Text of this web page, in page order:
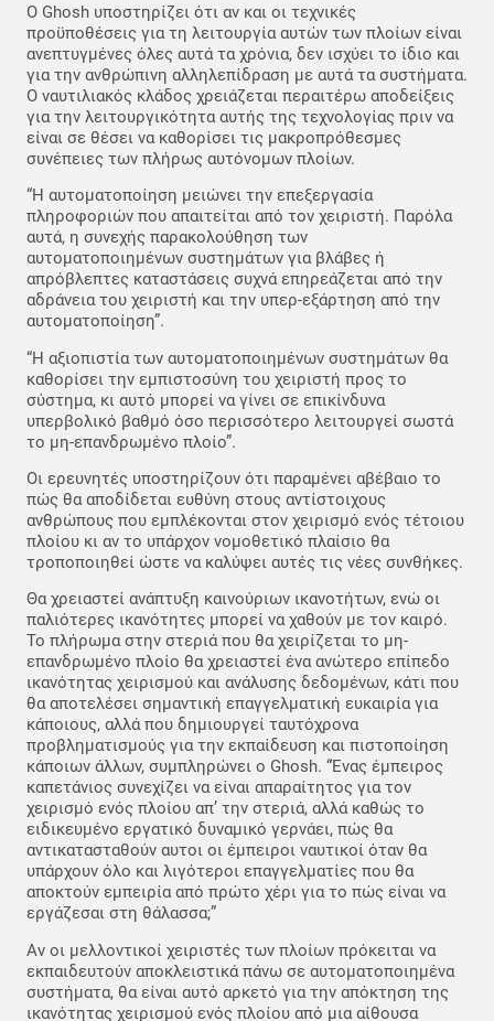
Ο Ghosh υποστηρίζει ότι αν και οι τεχνικές
προϋποθέσεις για τη λειτουργία αυτών των πλοίων είναι
ανεπτυγμένες όλες αυτά τα χρόνια, δεν ισχύει το ίδιο και
για την ανθρώπινη αλληλεπίδραση με αυτά τα συστήματα.
Ο ναυτιλιακός κλάδος χρειάζεται περαιτέρω αποδείξεις
για την λειτουργικότητα αυτής της τεχνολογίας πριν να
είναι σε θέσει να καθορίσει τις μακροπρόθεσμες
συνέπειες των πλήρως αυτόνομων πλοίων.
“Η αυτοματοποίηση μειώνει την επεξεργασία
πληροφοριών που απαιτείται από τον χειριστή. Παρόλα
αυτά, η συνεχής παρακολούθηση των
αυτοματοποιημένων συστημάτων για βλάβες ή
απρόβλεπτες καταστάσεις συχνά επηρεάζεται από την
αδράνεια του χειριστή και την υπερ-εξάρτηση από την
αυτοματοποίηση”.
“Η αξιοπιστία των αυτοματοποιημένων συστημάτων θα
καθορίσει την εμπιστοσύνη του χειριστή προς το
σύστημα, κι αυτό μπορεί να γίνει σε επικίνδυνα
υπερβολικό βαθμό όσο περισσότερο λειτουργεί σωστά
το μη-επανδρωμένο πλοίο”.
Οι ερευνητές υποστηρίζουν ότι παραμένει αβέβαιο το
πώς θα αποδίδεται ευθύνη στους αντίστοιχους
ανθρώπους που εμπλέκονται στον χειρισμό ενός τέτοιου
πλοίου κι αν το υπάρχον νομοθετικό πλαίσιο θα
τροποποιηθεί ώστε να καλύψει αυτές τις νέες συνθήκες.
Θα χρειαστεί ανάπτυξη καινούριων ικανοτήτων, ενώ οι
παλιότερες ικανότητες μπορεί να χαθούν με τον καιρό.
Το πλήρωμα στην στεριά που θα χειρίζεται το μη-
επανδρωμένο πλοίο θα χρειαστεί ένα ανώτερο επίπεδο
ικανότητας χειρισμού και ανάλυσης δεδομένων, κάτι που
θα αποτελέσει σημαντική επαγγελματική ευκαιρία για
κάποιους, αλλά που δημιουργεί ταυτόχρονα
προβληματισμούς για την εκπαίδευση και πιστοποίηση
κάποιων άλλων, συμπληρώνει ο Ghosh. “Ένας έμπειρος
καπετάνιος συνεχίζει να είναι απαραίτητος για τον
χειρισμό ενός πλοίου απ’ την στεριά, αλλά καθώς το
ειδικευμένο εργατικό δυναμικό γερνάει, πώς θα
αντικατασταθούν αυτοι οι έμπειροι ναυτικοί όταν θα
υπάρχουν όλο και λιγότεροι επαγγελματίες που θα
αποκτούν εμπειρία από πρώτο χέρι για το πώς είναι να
εργάζεσαι στη θάλασσα;”
Αν οι μελλοντικοί χειριστές των πλοίων πρόκειται να
εκπαιδευτούν αποκλειστικά πάνω σε αυτοματοποιημένα
συστήματα, θα είναι αυτό αρκετό για την απόκτηση της
ικανότητας χειρισμού ενός πλοίου από μια αίθουσα